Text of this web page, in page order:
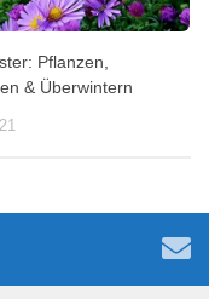
Pflanzen,
& Überwintern